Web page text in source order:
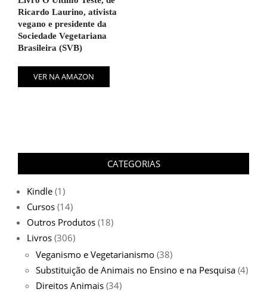
Ricardo Laurino, ativista
vegano e presidente da
Sociedade Vegetariana
Brasileira (SVB)
VER NA AMAZON
CATEGORIAS
Kindle (1)
Cursos (14)
Outros Produtos (18)
Livros (306)
Veganismo e Vegetarianismo (38)
Substituição de Animais no Ensino e na Pesquisa (4)
Direitos Animais (34)